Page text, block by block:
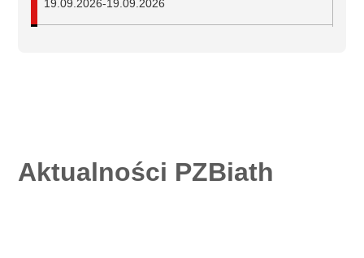
19.09.2026-19.09.2026
Aktualności PZBiath